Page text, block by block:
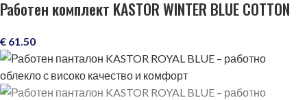
Работен комплект KASTOR WINTER BLUE COTTON
€ 61.50